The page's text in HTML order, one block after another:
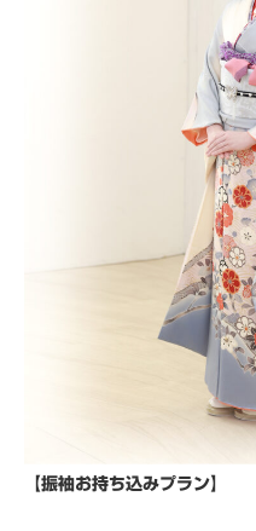
【振袖お持ち込みプラン】